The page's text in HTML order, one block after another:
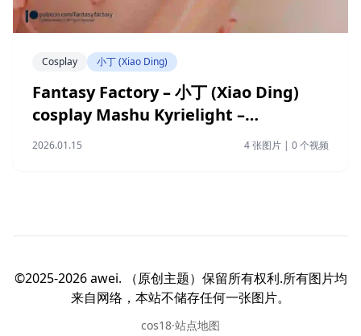
Cosplay 小丁 (Xiao Ding)
Fantasy Factory – 小丁 (Xiao Ding)
cosplay Mashu Kyrielight –
FateGrand Order
2026.01.15 4 张图片 | 0 个视频
©2025-2026 awei. （原创主题）保留所有权利.所有图片均
来自网络，本站不储存任何一张图片。
cos18·站点地图